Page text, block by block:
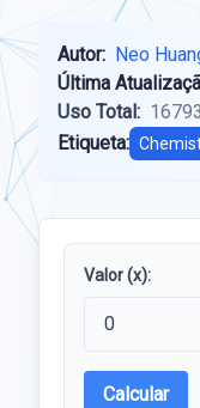
Autor: Neo
Última
Uso Total: 16793
Etiqueta:
Valor (x):
Calcular